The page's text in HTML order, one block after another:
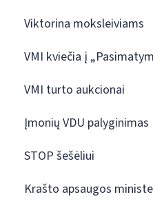
Viktorina moksleiviams
VMI kviečia į
VMI turto aukcionai
Įmonių VDU palyginimas
STOP šešėliui
Krašto apsaugos